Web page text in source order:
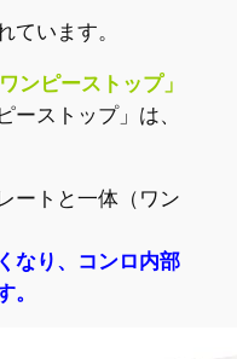
ています。
ンピーストップ」
ーストップ」は、
ートと一体（ワン
なり、コンロ内部
。